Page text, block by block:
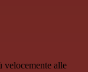
velocemente alle